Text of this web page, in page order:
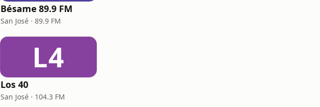
Bésame 89.9 FM
San José · 89.9 FM
L4
Los 40
San José · 104.3 FM